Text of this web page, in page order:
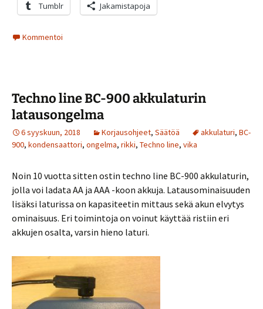
Tumblr Jakamistapoja
Kommentoi
Techno line BC-900 akkulaturin
latausongelma
6 syyskuun, 2018 Korjausohjeet, Säätöä akkulaturi, BC-
900, kondensaattori, ongelma, rikki, Techno line, vika
Noin 10 vuotta sitten ostin techno line BC-900 akkulaturin,
jolla voi ladata AA ja AAA -koon akkuja. Latausominaisuuden
lisäksi laturissa on kapasiteetin mittaus sekä akun elvytys
ominaisuus. Eri toimintoja on voinut käyttää ristiin eri
akkujen osalta, varsin hieno laturi.